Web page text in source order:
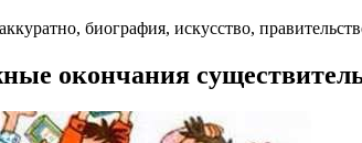
биография, искусство,
окончания